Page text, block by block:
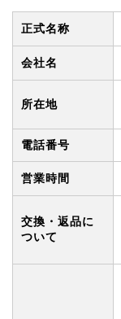
正式名称
会社名
所在地
電話番号
営業時間
交換・返品に
ついて